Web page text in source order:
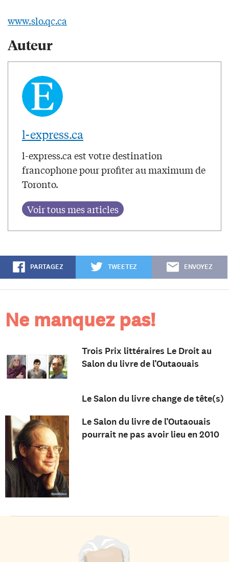
www.slo.qc.ca
Auteur
l-express.ca
l-express.ca est votre destination
francophone pour profiter au maximum de
Toronto.
PARTAGEZ TWEETEZ ENVOYEZ
Ne manquez pas!
Trois Prix littéraires Le Droit au
Salon du livre de l’Outaouais
Le Salon du livre change de tête(s)
Le Salon du livre de l’Outaouais
pourrait ne pas avoir lieu en 2010